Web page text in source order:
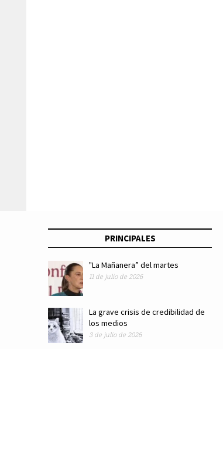
PRINCIPALES
"La Mañanera” del martes
11 de julio de 2026
La grave crisis de credibilidad de
los medios
3 de julio de 2026